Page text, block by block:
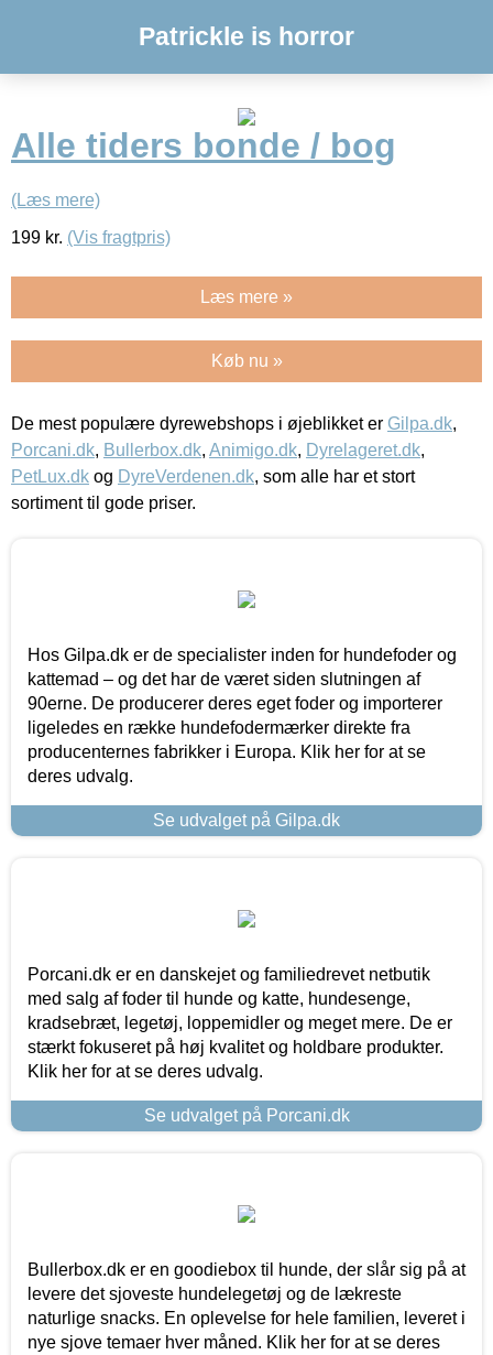
Patrickle is horror
Alle tiders bonde / bog
(Læs mere)
199 kr. (Vis fragtpris)
Læs mere »
Køb nu »
De mest populære dyrewebshops i øjeblikket er Gilpa.dk,
Porcani.dk, Bullerbox.dk, Animigo.dk, Dyrelageret.dk,
PetLux.dk og DyreVerdenen.dk, som alle har et stort
sortiment til gode priser.
Hos Gilpa.dk er de specialister inden for hundefoder og
kattemad – og det har de været siden slutningen af
90erne. De producerer deres eget foder og importerer
ligeledes en række hundefodermærker direkte fra
producenternes fabrikker i Europa. Klik her for at se
deres udvalg.
Se udvalget på Gilpa.dk
Porcani.dk er en danskejet og familiedrevet netbutik
med salg af foder til hunde og katte, hundesenge,
kradsebræt, legetøj, loppemidler og meget mere. De er
stærkt fokuseret på høj kvalitet og holdbare produkter.
Klik her for at se deres udvalg.
Se udvalget på Porcani.dk
Bullerbox.dk er en goodiebox til hunde, der slår sig på at
levere det sjoveste hundelegetøj og de lækreste
naturlige snacks. En oplevelse for hele familien, leveret i
nye sjove temaer hver måned. Klik her for at se deres